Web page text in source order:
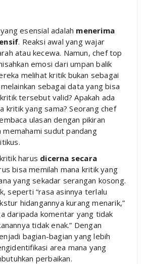
esensial adalah menerima
. Reaksi awal yang wajar
atau kecewa. Namun, chef top
emosi dari umpan balik
melihat kritik bukan sebagai
sebagai data yang bisa
tersebut valid? Apakah ada
kritik yang sama? Seorang chef
ulasan dengan pikiran
sudut pandang
harus dicerna secara
bisa memilah mana kritik yang
yang sekadar serangan kosong.
seperti “rasa asinnya terlalu
hidangannya kurang menarik,”
daripada komentar yang tidak
tidak enak.” Dengan
bagian-bagian yang lebih
area mana yang
perbaikan.